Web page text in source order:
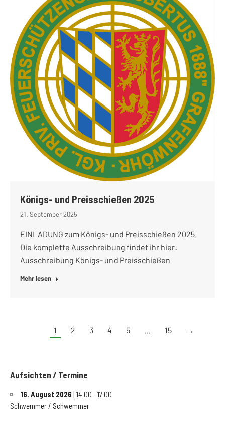
Königs- und Preisschießen 2025
21. September 2025
EINLADUNG zum Königs- und Preisschießen 2025.
Die komplette Ausschreibung findet ihr hier:
Ausschreibung Königs- und Preisschießen
Mehr lesen
1 2 3 4 5 … 15 →
Aufsichten / Termine
16. August 2026 | 14:00 - 17:00
Schwemmer / Schwemmer